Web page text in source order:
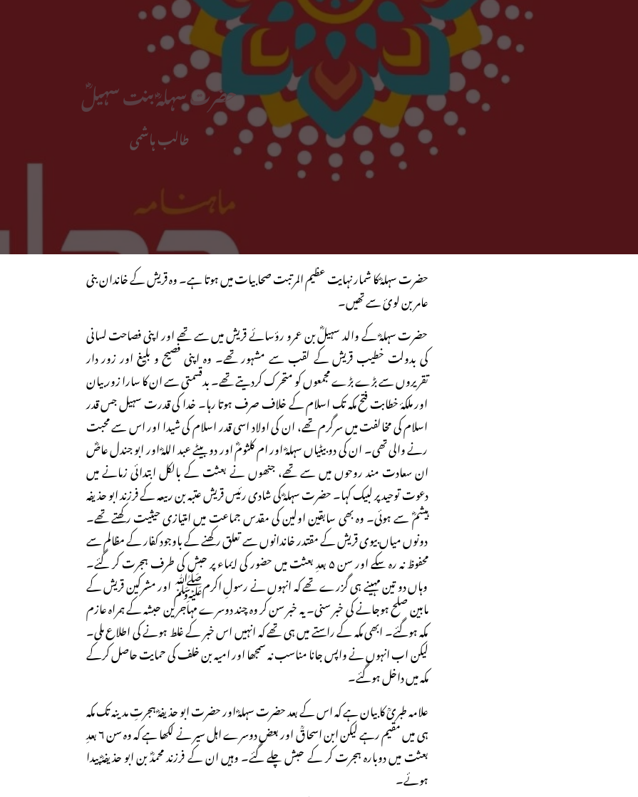
حضرت سہلہؓ بنت سہیلؓ
طالب ہاشمی
حضرت سہلہؓ کا شمار نہایت عظیم المرتبت صحابیات میں ہوتا ہے۔ وہ قریش کے خاندان بنی
عامر بن لویٔ سے تھیں۔
حضرت سہلہؓ کے والد سہیلؓ بن عمرو رؤسائے قریش میں سے تھے اور اپنی فصاحت لسانی
کی بدولت خطیب قریش کے لقب سے مشہور تھے۔ وہ اپنی فصیح و بلیغ اور زور دار
تقریروں سے بڑے بڑے مجمعوں کو متحرک کردیتے تھے۔ بدقسمتی سے ان کا سارا زور بیان
اور ملکۂ خطابت فتح مکہ تک اسلام کے خلاف صرف ہوتا رہا۔ خدا کی قدرت سہیل جس قدر
اسلام کی مخالفت میں سرگرم تھے، ان کی اولاد اسی قدر اسلام کی شیدا اور اس سے محبت
رنے والی تھی۔ ان کی دو بیٹیاں سہلہؓ اور ام کلثومؓ اور دو بیٹے عبد اللہؓ اور ابو جندل عاصؓ
ان سعادت مند روحوں میں سے تھے، جنھوں نے بعثت کے بالکل ابتدائی زمانے میں
دعوت توحید پر لبیک کہا۔ حضرت سہلہؓ کی شادی رئیس قریش عتبہ بن ربیعہ کے فرزند ابو حذیفہ
ہیشمؓ سے ہوئی۔ وہ بھی سابقین اولین کی مقدس جماعت میں امتیازی حیثیت رکھتے تھے۔
دونوں میاں بیوی قریش کے مقتدر خاندانوں سے تعلق رکھنے کے باوجود کفار کے مظالم سے
محفوظ نہ رہ سکے اور سن ۵ بعدِ بعثت میں حضور کی ایماء پر حبش کی طرف ہجرت کر گئے۔
وہاں دو تین مہینے ہی گزرے تھے کہ انہوں نے رسولِ اکرمﷺ اور مشرکین قریش کے
مابین صلح ہوجانے کی خبر سنی۔ یہ خبر سن کر وہ چند دوسرے مہاجرین حبشہ کے ہمراہ عازم
مکہ ہوگئے۔ ابھی مکہ کے راستے میں ہی تھے کہ انہیں اس خبر کے غلط ہونے کی اطلاع ملی۔
لیکن اب انہوں نے واپس جانا مناسب نہ سمجھا اور امیہ بن خلف کی حمایت حاصل کرکے
مکہ میں داخل ہوگئے۔
علامہ طبریؒ کا بیان ہے کہ اس کے بعد حضرت سہلہؓ اور حضرت ابو حذیفہؓ ہجرتِ مدینہ تک مکہ
ہی میں مقیم رہے لیکن ابن اسحاقؒ اور بعض دوسرے اہل سیر نے لکھا ہے کہ وہ سن ۶ بعدِ
بعثت میں دوبارہ ہجرت کر کے حبش چلے گئے۔ وہیں ان کے فرزند محمدؓ بن ابو حذیفہؓ پیدا
ہوئے۔